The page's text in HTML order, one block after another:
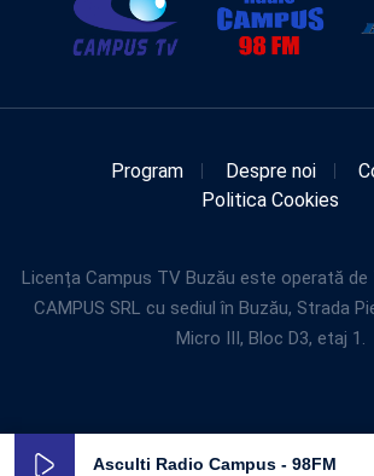
Program Despre noi
Politica Cookies
Licența Campus TV Buzău este operată de
CAMPUS SRL cu sediul în Buzău, Strada
Micro III, Bloc D3, etaj 1.
Asculti Radio Campus - 98FM